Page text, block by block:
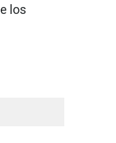
los